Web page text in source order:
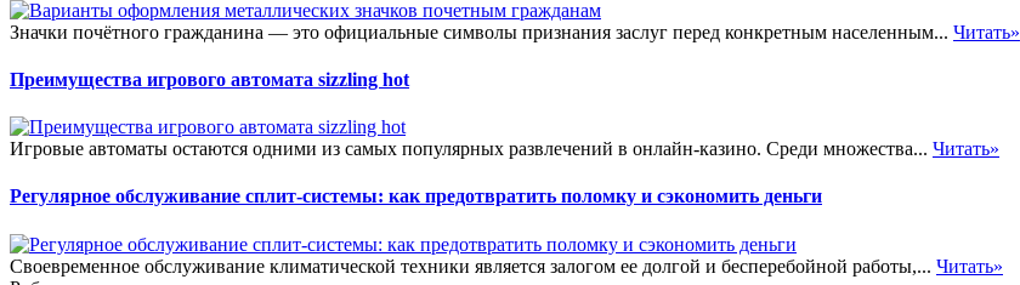
Значки почётного гражданина — это официальные символы признания заслуг перед конкретным населенным... Читать»
Преимущества игрового автомата sizzling hot
Игровые автоматы остаются одними из самых популярных развлечений в онлайн-казино. Среди множества... Читать»
Регулярное обслуживание сплит-системы: как предотвратить поломку и сэкономить деньги
Своевременное обслуживание климатической техники является залогом ее долгой и бесперебойной работы,... Читать»